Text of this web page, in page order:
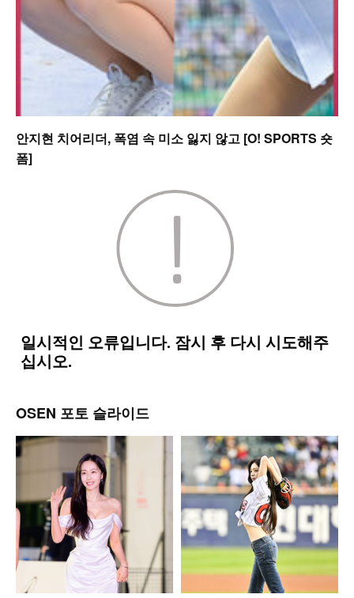
안지현 치어리더, 폭염 속 미소 잃지 않고 [O! SPORTS 숏
폼]
OSEN 포토 슬라이드